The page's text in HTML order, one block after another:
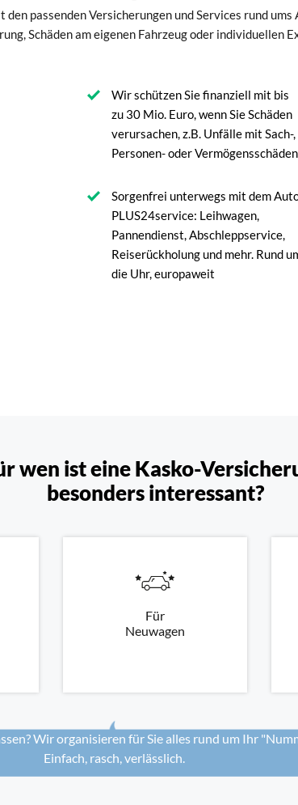
den passenden Versicherungen und Services rund ums
Schäden am eigenen Fahrzeug oder individuellen
Wir schützen Sie finanziell mit bis
zu 30 Mio. Euro, wenn Sie Schäden
verursachen, z.B. Unfälle mit Sach-,
Personen- oder Vermögensschäden
Sorgenfrei unterwegs mit dem
PLUS24service: Leihwagen,
Pannendienst, Abschleppservice,
Reiserückholung und mehr. Rund
die Uhr, europaweit
wen ist eine Kasko-
besonders interessant?
Für
Neuwagen
Wir organisieren für Sie alles rund um Ihr
Einfach, rasch, verlässlich.